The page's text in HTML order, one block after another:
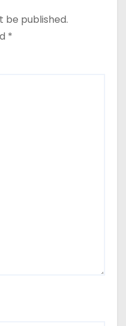
be published.
*